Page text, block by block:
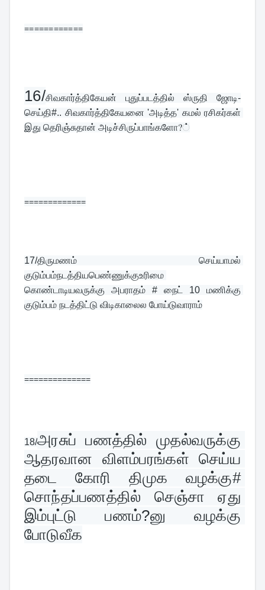
============
16/சிவகார்த்திகேயன் புதுப்படத்தில் ஸ்ருதி ஜோடி-
செய்தி#.. சிவகார்த்திகேயனை 'அடித்த' கமல் ரசிகர்கள்
இது தெரிஞ்சுதான் அடிச்சிருப்பாங்களோ?்
=============
17/திருமணம் செய்யாமல்
குடும்பம்நடத்தியபெண்ணுக்குஉரிமை
கொண்டாடியவருக்கு அபராதம் # நைட் 10 மணிக்கு
குடும்பம் நடத்திட்டு விடிகாலைல போய்டுவாராம்
==============
18/அரசுப் பணத்தில் முதல்வருக்கு
ஆதரவான விளம்பரங்கள் செய்ய
தடை கோரி திமுக வழக்கு#
சொந்தப்பணத்தில் செஞ்சா ஏது
இம்புட்டு பணம்?னு வழக்கு
போடுவீக